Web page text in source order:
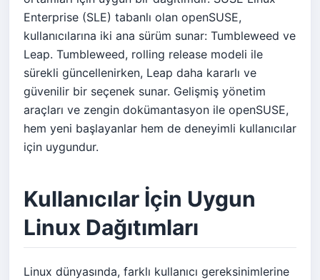
Enterprise (SLE) tabanlı olan openSUSE,
kullanıcılarına iki ana sürüm sunar: Tumbleweed ve
Leap. Tumbleweed, rolling release modeli ile
sürekli güncellenirken, Leap daha kararlı ve
güvenilir bir seçenek sunar. Gelişmiş yönetim
araçları ve zengin dokümantasyon ile openSUSE,
hem yeni başlayanlar hem de deneyimli kullanıcılar
için uygundur.
Kullanıcılar İçin Uygun
Linux Dağıtımları
Linux dünyasında, farklı kullanıcı gereksinimlerine